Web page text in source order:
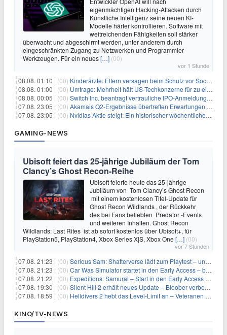
eigenmächtigen Hacking-Attacken durch
Künstliche Intelligenz seine neuen KI-
Modelle härter kontrollieren. Software mit
weitreichenden Fähigkeiten soll stärker
überwacht und abgeschirmt werden, unter anderem durch
eingeschränkten Zugang zu Netzwerken und Programmier-
Werkzeugen. Für ein neues[…] (00)
vor 1 Stunde
08.08. 01:10 | (00) Kinderärzte: Eltern versagen beim Schutz vor Social Media
08.08. 01:00 | (00) Umfrage: Mehrheit hält US-Techkonzerne für zu einflussreich
08.08. 00:05 | (00) Switch Inc. beantragt vertrauliche IPO-Anmeldung im Zuge des AI-Booms
07.08. 23:05 | (00) Akamais Q2-Ergebnisse übertreffen Erwartungen, doch Aktien fallen: Ein tieferer Blick
07.08. 23:05 | (00) Nvidias Aktie steigt: Ein historischer wöchentlicher Anstieg, getrieben von Innovation und Marktnachfrage
GAMING-NEWS
Ubisoft feiert das 25-jährige Jubiläum der Tom
Clancy’s Ghost Recon-Reihe
Ubisoft feierte heute das 25-jährige
Jubiläum von Tom Clancy’s Ghost Recon
mit einem kostenlosen Titel-Update für
Ghost Recon Wildlands , der Rückkehr
des bei Fans beliebten Predator -Events
und weiteren Inhalten. Ghost Recon
Wildlands: Last Rites ist ab sofort kostenlos über Ubisoft+, für
PlayStation5, PlayStation4, Xbox Series X|S, Xbox One […] (00)
vor 7 Stunden
07.08. 21:23 | (00) Serious Sam: Shatterverse lädt zum Playtest – und erscheint schon bald!
07.08. 21:23 | (00) Car Was Simulator startet in den Early Access – bald gehts los!
07.08. 21:22 | (00) Expeditions: Samurai – Start in den Early Access ab heute im feudalen Japan
07.08. 19:30 | (00) Silent Hill 2 erhält neues Update – Bloober verbessert Grafik und Performance
07.08. 18:59 | (00) Helldivers 2 hebt das Level-Limit an – Veteranen können endlich weiter aufsteigen
KINO/TV-NEWS